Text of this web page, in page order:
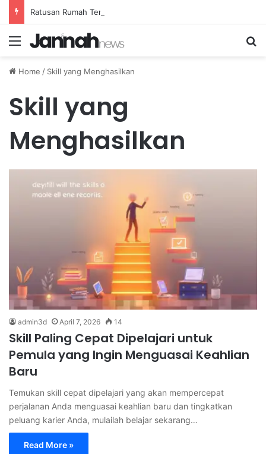
Menu
Home / Skill yang Menghasilkan
Skill yang
Menghasilkan
admin3d April 7, 2026 14
Skill Paling Cepat Dipelajari untuk
Pemula yang Ingin Menguasai Keahlian
Baru
Temukan skill cepat dipelajari yang akan mempercepat
perjalanan Anda menguasai keahlian baru dan tingkatkan
peluang karier Anda, mulailah belajar sekarang…
Read More »